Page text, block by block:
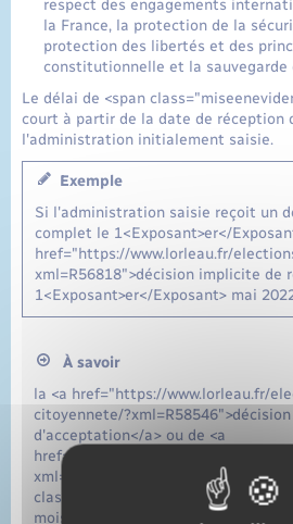
respect des engagements
la France, la protection de la
protection des libertés et des
constitutionnelle et la sauvegarde
Le délai de <span
court à partir de la date de réception
l'administration initialement saisie.
Exemple
Si l'administration saisie reçoit un
complet le 1<Exposant>er</
href="https://www.lorleau.fr/
xml=R56818">décision implicite de
1<Exposant>er</Exposant> mai
À savoir
la <a href="https://www.lorleau.fr/
citoyennete/
d'acceptation</a> ou de <a
href="https://www.lorleau.fr/
xml=R56818">rejet</a> peut
class="miseenevidence">délai
mois</span> en cas <span